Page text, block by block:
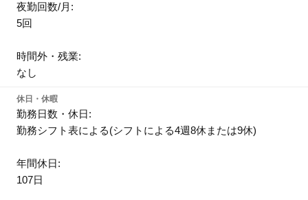
夜勤回数/月:
5回
時間外・残業:
なし
休日・休暇
勤務日数・休日:
勤務シフト表による(シフトによる4週8休または9休)
年間休日:
107日